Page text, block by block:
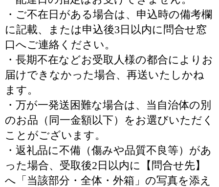
・ご不在日がある場合は、申込時の備考欄
に記載、または申込後3日以内に問合せ窓
口へご連絡ください。
・長期不在などお受取人様の都合によりお
届けできなかった場合、再送いたしかね
ます。
・万が一発送困難な場合は、当自治体の別
のお品（同一金額以下）をお選びいただく
ことがございます。
・返礼品に不備（傷みや品質不良等）があ
った場合、受取後2日以内に【問合せ先】
へ「当該部分・全体・外箱」の写真を添え